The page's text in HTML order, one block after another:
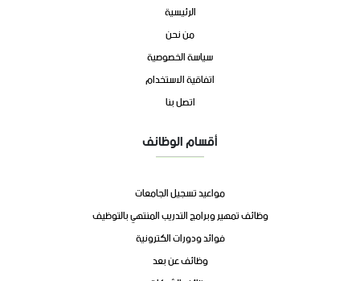
الرئيسية
من نحن
سياسة الخصوصية
اتفاقية الاستخدام
اتصل بنا
أقسام الوظائف
مواعيد تسجيل الجامعات
وظائف تمهير وبرامج التدريب المنتهي بالتوظيف
فوائد ودورات الكترونية
وظائف عن بعد